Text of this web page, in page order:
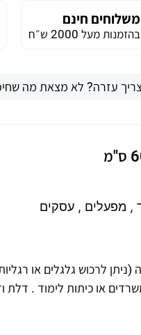
משלוחים חינם
בהזמנות מעל 2000 ש״ח
עזרה? לא מצאת מה
, מפעלים , עסקים
או כיתות לימוד . דלת